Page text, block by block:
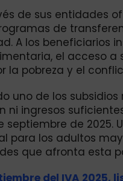
de sus entidades
de
A los beneficiarios
el acceso a
la pobreza y el
uno de los
ingresos
de 2025.
los adultos
que afronta esta
del IVA 2025,